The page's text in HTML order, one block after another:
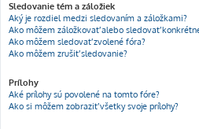
Sledovanie tém a záložiek
Aký je rozdiel medzi sledovaním a záložkami?
Ako môžem záložkovať alebo sledovať
Ako môžem sledovať zvolené fóra?
Ako môžem zrušiť sledovanie?
Prílohy
Aké prílohy sú povolené na tomto fóre?
Ako si môžem zobraziť všetky svoje prílohy?